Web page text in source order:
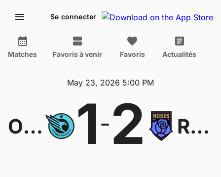
Se connecter
Matches Favoris à venir Favoris Actualités
May 23, 2026 5:00 PM
Ottawa Rapid 1-2 Roses de Montréal